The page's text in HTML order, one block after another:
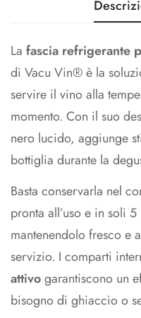
anche nei 5000+ punti
La fascia refrigerante
di Vacu Vin® è la
servire il vino alla
momento. Con il suo
nero lucido, aggiunge
bottiglia durante la
Basta conservarla nel
pronta all’uso e in soli
mantenendolo fresco e
servizio. I comparti
attivogarantiscono un
bisogno di ghiaccio o